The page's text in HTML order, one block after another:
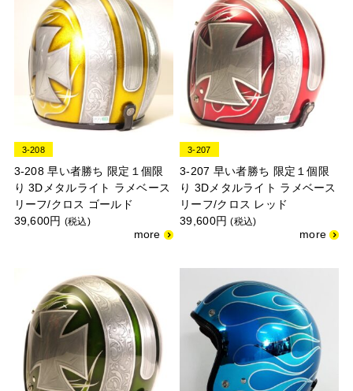
3-208
3-208 早い者勝ち 限定１個限
り 3Dメタルライト ラメベース
リーフ/クロス ゴールド
39,600円 (税込)
3-207
3-207 早い者勝ち 限定１個限
り 3Dメタルライト ラメベース
リーフ/クロス レッド
39,600円(税込)